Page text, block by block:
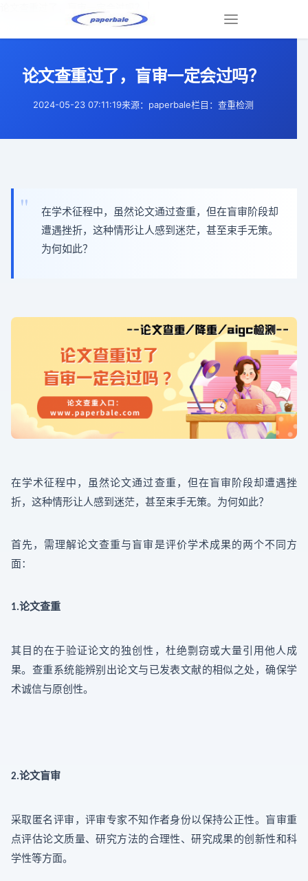
navigation
论文查重过了，盲审一定会过吗？
2024-05-23 07:11:19来源：paperbale栏目：查重检测
在学术征程中，虽然论文通过查重，但在盲审阶段却
遭遇挫折，这种情形让人感到迷茫，甚至束手无策。
为何如此？
在学术征程中，虽然论文通过查重，但在盲审阶段却遭遇挫
折，这种情形让人感到迷茫，甚至束手无策。为何如此？
首先，需理解论文查重与盲审是评价学术成果的两个不同方
面：
1.论文查重
其目的在于验证论文的独创性，杜绝剽窃或大量引用他人成
果。查重系统能辨别出论文与已发表文献的相似之处，确保学
术诚信与原创性。
2.论文盲审
采取匿名评审，评审专家不知作者身份以保持公正性。盲审重
点评估论文质量、研究方法的合理性、研究成果的创新性和科
学性等方面。